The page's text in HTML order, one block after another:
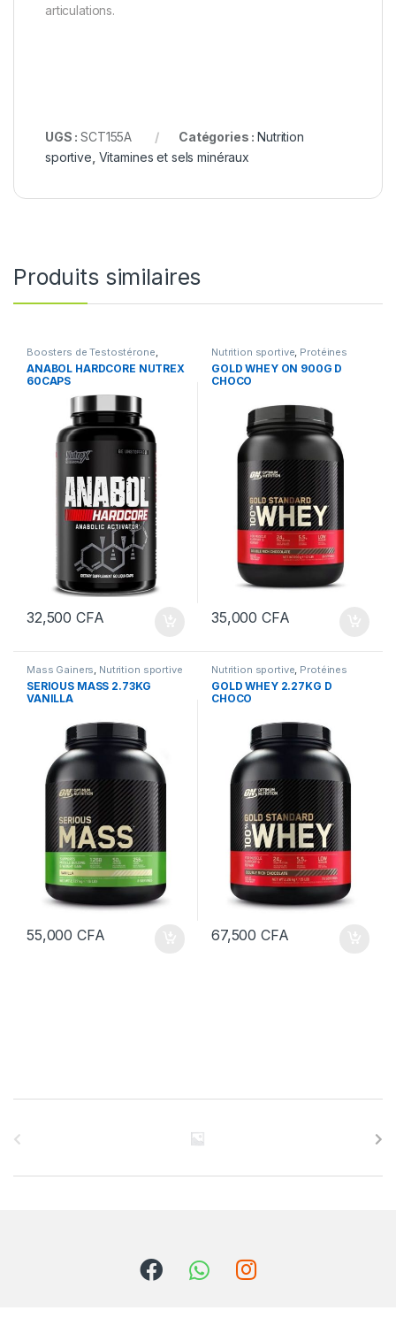
articulations.
UGS :SCT155A Catégories :Nutrition
sportive Vitamines et sels minéraux
Produits similaires
Boosters de Testostérone,
Boosters de Testostérone,
Compléments Alimentaires
Nutrition sportive
ANABOL HARDCORE NUTREX
60CAPS
32,500CFA
Nutrition sportive, Protéines
GOLD WHEY ON 900G D
CHOCO
35,000CFA
Mass Gainers, Nutrition sportive
SERIOUS MASS 2.73KG
VANILLA
55,000CFA
Nutrition sportive, Protéines
GOLD WHEY 2.27KG D
CHOCO
67,500CFA